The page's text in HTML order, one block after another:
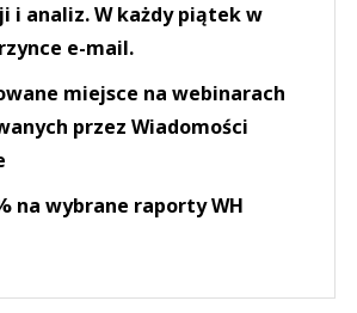
i analiz. W każdy piątek w
e-mail.
miejsce na webinarach
przez Wiadomości
na wybrane raporty WH